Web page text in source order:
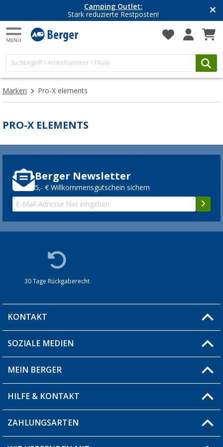
Camping Outlet:
Stark reduzierte Restposten!
Marken Pro-X elements
PRO-X ELEMENTS
Berger Newsletter
5,- € Willkommensgutschein sichern
30 Tage Rückgaberecht
KONTAKT
Du hast eine Frage?
Filiale finden
SOZIALE MEDIEN
MEIN BERGER
Blog
Produkttester
HILFE & KONTAKT
Fragen & Antworten / FAQ
ZAHLUNGSARTEN